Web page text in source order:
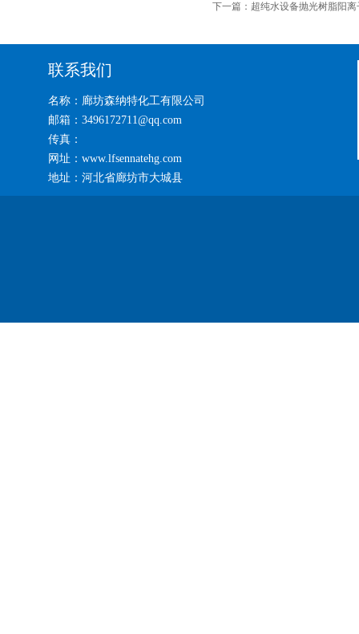
下一篇： 超纯水设备抛光树脂阳
联系我们
名称：廊坊森纳特化工有限公司
邮箱：3496172711@qq.com
传真：
网址：www.lfsennatehg.com
地址：河北省廊坊市大城县